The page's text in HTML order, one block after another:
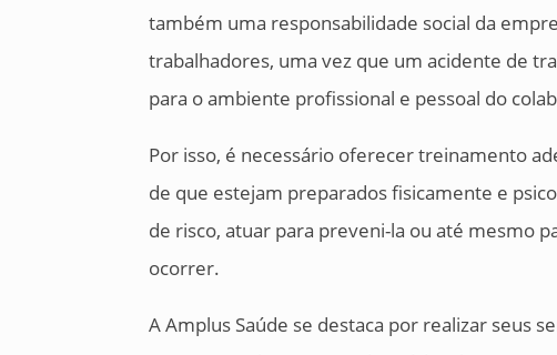
também uma responsabilidade social da
trabalhadores, uma vez que um acidente de
para o ambiente profissional e pessoal do
Por isso, é necessário oferecer treinamento
de que estejam preparados fisicamente e
de risco, atuar para preveni-la ou até mesmo
ocorrer.
A Amplus Saúde se destaca por realizar seus